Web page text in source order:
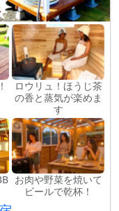
ロウリュ！ほうじ茶
の香と蒸気が楽めま
す
お肉や野菜を焼いて
ビールで乾杯！